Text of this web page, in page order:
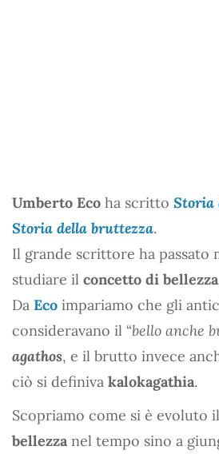
Umberto Eco ha scritto Storia
Storia della bruttezza.
Il grande scrittore ha passato
studiare il concetto di bellezza
Da Eco impariamo che gli
consideravano il “bello anche
agathos, e il brutto invece
ciò si definiva kalokagathia.
Scopriamo come si è evoluto il
bellezza nel tempo sino a